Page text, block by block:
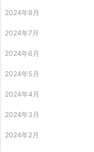
2024年8月
2024年7月
2024年6月
2024年5月
2024年4月
2024年3月
2024年2月